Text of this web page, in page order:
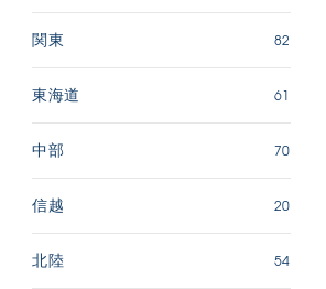
「ペンタトニック・ファン
ファーレ」 関西吹奏楽団
2026.07.17
関東 82
東海道 61
中部 70
信越 20
北陸 54